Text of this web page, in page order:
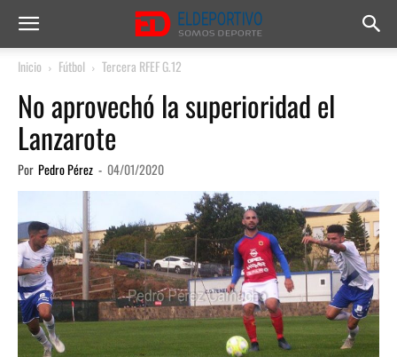
Inicio Fútbol Tercera RFEF G.12
No aprovechó la superioridad el
Lanzarote
Por Pedro Pérez - 04/01/2020